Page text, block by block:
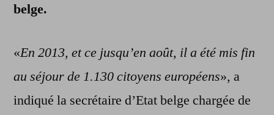
belge.
«En 2013, et ce jusqu’en août, il a été mis fin
au séjour de 1.130 citoyens européens», a
indiqué la secrétaire d’Etat belge chargée de